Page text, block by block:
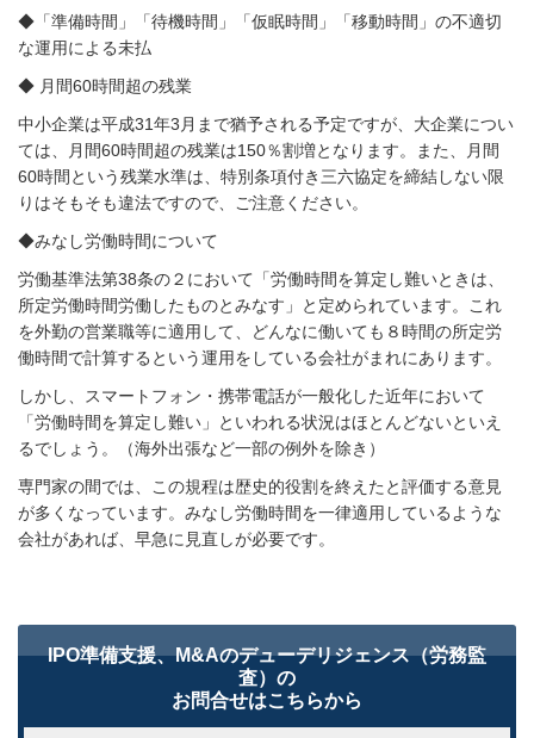
◆「準備時間」「待機時間」「仮眠時間」「移動時間」の不適切
な運用による未払
◆ 月間60時間超の残業
中小企業は平成31年3月まで猶予される予定ですが、大企業につい
ては、月間60時間超の残業は150％割増となります。また、月間
60時間という残業水準は、特別条項付き三六協定を締結しない限
りはそもそも違法ですので、ご注意ください。
◆みなし労働時間について
労働基準法第38条の２において「労働時間を算定し難いときは、
所定労働時間労働したものとみなす」と定められています。これ
を外勤の営業職等に適用して、どんなに働いても８時間の所定労
働時間で計算するという運用をしている会社がまれにあります。
しかし、スマートフォン・携帯電話が一般化した近年において
「労働時間を算定し難い」といわれる状況はほとんどないといえ
るでしょう。（海外出張など一部の例外を除き）
専門家の間では、この規程は歴史的役割を終えたと評価する意見
が多くなっています。みなし労働時間を一律適用しているような
会社があれば、早急に見直しが必要です。
IPO準備支援、M&Aのデューデリジェンス（労務監
査）の
お問合せはこちらから